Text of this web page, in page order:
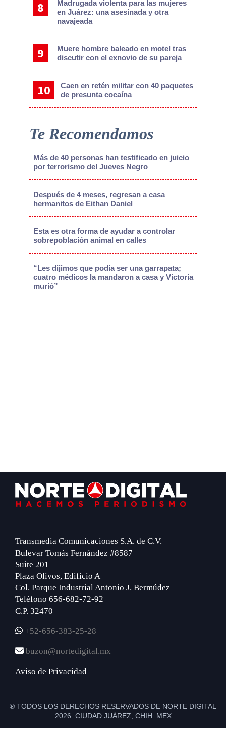
Madrugada violenta para las mujeres
en Juárez: una asesinada y otra
navajeada
Muere hombre baleado en motel tras
discutir con el exnovio de su pareja
Caen en retén militar con 40 paquetes
de presunta cocaína
Te Recomendamos
Más de 40 personas han testificado en juicio
por terrorismo del Jueves Negro
Después de 4 meses, regresan a casa
hermanitos de Eithan Daniel
Esta es otra forma de ayudar a controlar
sobrepoblación animal en calles
“Les dijimos que podía ser una garrapata;
cuatro médicos la mandaron a casa y Victoria
murió”
Footer
Transmedia Comunicaciones S.A. de C.V.
Bulevar Tomás Fernández #8587
Suite 201
Plaza Olivos, Edificio A
Col. Parque Industrial Antonio J. Bermúdez
Teléfono 656-682-72-92
C.P. 32470
+52-656-383-25-28
buzon@nortedigital.mx
Aviso de Privacidad
® TODOS LOS DERECHOS RESERVADOS DE NORTE DIGITAL
2026 CIUDAD JUÁREZ, CHIH. MEX.